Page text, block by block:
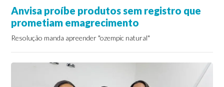
Anvisa proíbe produtos sem registro que
prometiam emagrecimento
Resolução manda apreender "ozempic natural"